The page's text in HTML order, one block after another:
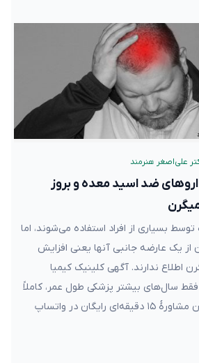
علی‌اصغر هنرمند
ضد اسید معده و بروز
بسیاری از افراد استفاده می‌شوند، اما
از یک عارضه جانبی آنها یعنی افزایش
اطلاع ندارند. آگهی کلینیک کیمیا
سال‌های بیشتر پزشکی طول عمر، کاملاً
آنلاین از هر نقطه‌ی جهان مشاورهٔ ۱۵ دقیقه‌ای رایگان در واتساپ